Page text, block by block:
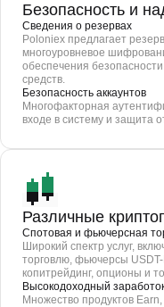
Безопасность и
Сведения о резервах
Poloniex предлагает
многоуровневое
обеспечения
средств.
Безопасность аккаунтов
Многофакторная
входе в систему и защита
Различные
Спотовая и фьючерсная
Широкий спектр услуг,
торговлю, фьючерсы
копитрейдинг, опционы и
Высокодоходный
Множество продуктов